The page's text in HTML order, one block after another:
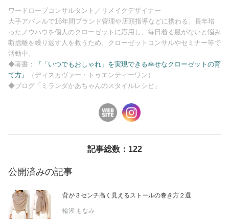
ファッション
恋愛/結婚/離婚
美容/健康
妊娠/出産/家族
グルメ
ワードローブコンサルタント／リメイクデザイナー
大手アパレルで16年間ブランド管理や店頭指導などに携わる。長年培
ったノウハウを個人のクローゼットに応用し、毎日着る服がないと悩み
断捨離を繰り返す人を救うため、クローゼットコンサルやセミナー等で
活動中。
◆著書：
『「いつでもおしゃれ」を実現できる幸せなクローゼットの育
て方』
（ディスカヴァー・トゥエンティーワン）
◆ブログ「ミランダかあちゃんのスタイルレシピ」
記事総数：122
公開済みの記事
背が３センチ高く見えるストールの巻き方２選
輪湖 もなみ